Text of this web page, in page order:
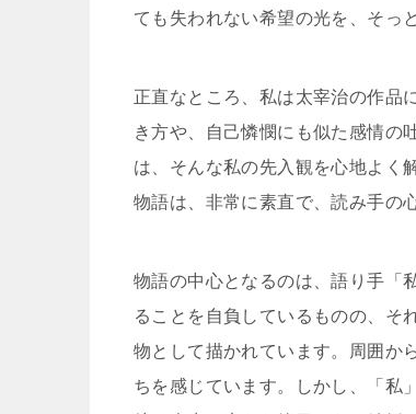
ても失われない希望の光を、そっ
正直なところ、私は太宰治の作品
き方や、自己憐憫にも似た感情の
は、そんな私の先入観を心地よく
物語は、非常に素直で、読み手の
物語の中心となるのは、語り手「
ることを自負しているものの、そ
物として描かれています。周囲か
ちを感じています。しかし、「私